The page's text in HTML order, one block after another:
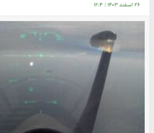
۲۶ اسفند ۱۴۰۳ | ۱۲:۴